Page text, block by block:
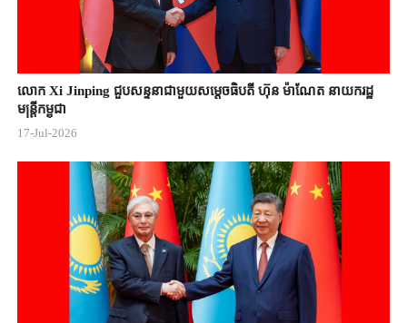
លោក Xi Jinping ជួបសន្ទនាជាមួយសម្តេចធិបតី ហ៊ុន ម៉ាណែត នាយករដ្ឋ
មន្ត្រីកម្ពុជា
17-Jul-2026